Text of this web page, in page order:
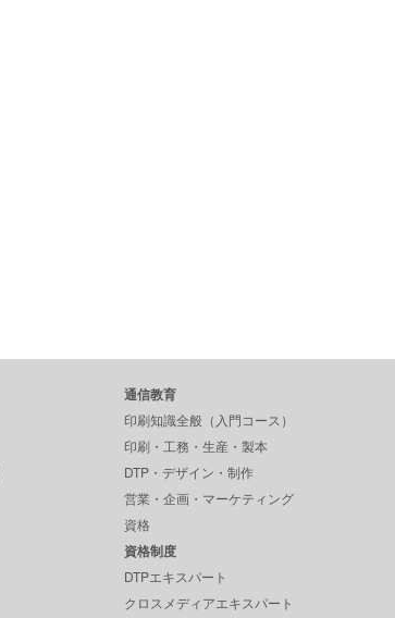
通信教育
印刷知識全般（入門コース）
印刷・工務・生産・製本
DTP・デザイン・制作
営業・企画・マーケティング
資格
資格制度
DTPエキスパート
クロスメディアエキスパート